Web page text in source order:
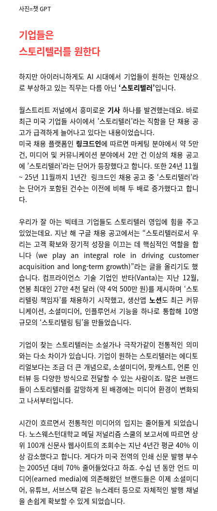
사진=챗 GPT
기업들은
스토리텔러를 원한다
하지만 아이러니하게도 AI 시대에서 기업들이 원하는 인재상으
로 부상하고 있는 직무는 다름 아닌 ‘스토리텔러’입니다.
월스트리트 저널에서 흥미로운 기사 하나를 발견했는데요. 바로
최근 미국 기업들 사이에서 ’스토리텔러’라는 직함을 단 채용 공
고가 급격하게 늘어나고 있다는 내용이었습니다.
미국 채용 플랫폼인 링크드인에 따르면 마케팅 분야에서 약 5만
건, 미디어 및 커뮤니케이션 분야에서 2만 건 이상의 채용 공고
에 ’스토리텔러’라는 단어가 등장했다고 합니다. 또한 24년 11월
~ 25년 11월까지 1년간 링크드인 채용 공고 중 ‘스토리텔러’라
는 단어가 포함된 건수는 이전에 비해 두 배로 증가했다고 합니
다.
우리가 잘 아는 빅테크 기업들도 스토리텔러 영입에 힘을 주고
있었는데요. 지난 해 구글 채용 공고에서는 “스토리텔러로서 우
리는 고객 확보와 장기적 성장을 이끄는 데 핵심적인 역할을 합
니다 (we play an integral role in driving customer
acquisition and long-term growth)”라는 글을 올리기도 했
습니다. 컴프라이언스 기술 기업인 반타(Vanta)는 지난 12월,
연봉 최대인 27만 4천 달러 (약 4억 500만 원)를 제시하며 ‘스토
리텔링 책임자’를 채용하기 시작했고, 생산앱 노션도 최근 커뮤
니케이션, 소셜미디어, 인플루언서 기능을 하나로 통합해 10명
규모의 ‘스토리텔링 팀’을 만들었습니다.
기업이 찾는 스토리텔러는 소설가나 극작가같이 전통적인 의미
와는 다소 차이가 있습니다. 기업이 원하는 스토리텔러는 에디토
리얼보다는 조금 더 큰 개념으로, 소셜미디어, 팟캐스트, 언론 인
터뷰 등 다양한 방식으로 전달할 수 있는 사람이죠. 많은 브랜드
들이 스토리텔러를 갈망하게 된 배경에는 미디어 환경이 변화되
고 나서부터입니다.
시간이 흐르면서 전통적인 미디어의 입지는 줄어들게 되었습니
다. 노스웨스턴대학교 메딜 저널리즘 스쿨의 보고서에 따르면 상
위 100개 신문사 웹사이트의 조회수는 지난 4년간 평균 40% 이
상 감소했다고 합니다. 게다가 미국 전역의 인쇄 신문 발행 부수
는 2005년 대비 70% 줄어들었다고 하죠. 수십 년 동안 언드 미
디어(earned media)에 의존해왔던 브랜드들은 이제 소셜미디
어, 유튜브, 서브스택 같은 뉴스레터 등으로 자체적인 발행 채널
을 손쉽게 확보할 수 있게 되었습니다.